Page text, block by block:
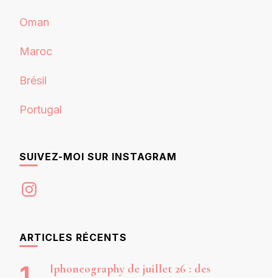
Oman
Maroc
Brésil
Portugal
SUIVEZ-MOI SUR INSTAGRAM
Instagram
ARTICLES RÉCENTS
Iphoneography de juillet 26 : des